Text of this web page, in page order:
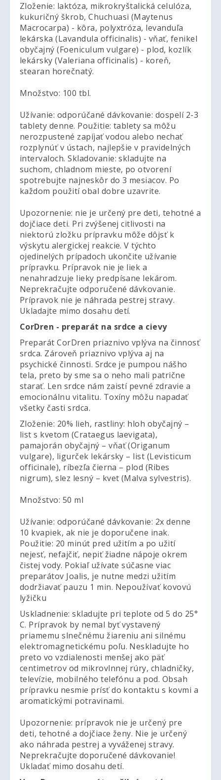
Zloženie: laktóza, mikrokryštalická celulóza,
kukuričný škrob, Chuchuasi (Maytenus
Macrocarpa) - kôra, polyxtróza, levanduľa
lekárska (Lavandula officinalis) - vňať, fenikel
obyčajný (Foeniculum vulgare) - plod, kozlík
lekársky (Valeriana officinalis) - koreň,
stearan horečnatý.
Množstvo: 100 tbl.
Užívanie: odporúčané dávkovanie: dospelí 2-3
tablety denne. Použitie: tablety sa môžu
nerozpustené zapíjať vodou alebo nechať
rozplynúť v ústach, najlepšie v pravidelných
intervaloch. Skladovanie: skladujte na
suchom, chladnom mieste, po otvorení
spotrebujte najneskôr do 3 mesiacov. Po
každom použití obal dobre uzavrite.
Upozornenie: nie je určený pre deti, tehotné a
dojčiace deti. Pri zvýšenej citlivosti na
niektorú zložku prípravku môže dôjsť k
výskytu alergickej reakcie. V týchto
ojedinelých prípadoch ukončite užívanie
prípravku. Prípravok nie je liek a
nenahradzuje lieky predpísane lekárom.
Neprekračujte odporučené dávkovanie.
Prípravok nie je náhrada pestrej stravy.
Ukladajte mimo dosahu detí.
CorDren - preparát na srdce a cievy
Preparát CorDren priaznivo vplýva na činnosť
srdca. Zároveň priaznivo vplýva aj na
psychické činnosti. Srdce je pumpou nášho
tela, preto by sme sa o neho mali patrične
starať. Len srdce nám zaistí pevné zdravie a
emocionálnu vitalitu. Toxíny môžu napadať
všetky časti srdca.
Zloženie: 20% lieh, rastliny: hloh obyčajný –
list s kvetom (Crataegus laevigata),
pamajorán obyčajný – vňať (Origanum
vulgare), ligurček lekársky – list (Levisticum
officinale), ríbezľa čierna – plod (Ribes
nigrum), slez lesný – kvet (Malva sylvestris).
Množstvo: 50 ml
Užívanie: odporúčané dávkovanie: 2x denne
10 kvapiek, ak nie je doporučene inak.
Použitie: 20 minút pred užitím a po užití
nejesť, nefajčiť, nepiť žiadne nápoje okrem
čistej vody. Pokiaľ užívate súčasne viac
preparátov Joalis, je nutne medzi užitím
dodržiavať pauzu 1 min. Nepoužívať kovovú
lyžičku
Uskladnenie: skladujte pri teplote od 5 do 25°
C. Prípravok by nemal byť vystavený
priamemu slnečnému žiareniu ani silnému
elektromagnetickému poľu. Neskladujte ho
preto vo vzdialenosti menšej ako päť
centimetrov od mikrovlnnej rúry, chladničky,
televízie, mobilného telefónu a pod. Obsah
prípravku nesmie prísť do kontaktu s kovmi a
aromatickými potravinami.
Upozornenie: prípravok nie je určený pre
deti, tehotné a dojčiace ženy. Nie je určený
ako náhrada pestrej a vyváženej stravy.
Neprekračujte doporučené dávkovanie!
Ukladať mimo dosahu detí.